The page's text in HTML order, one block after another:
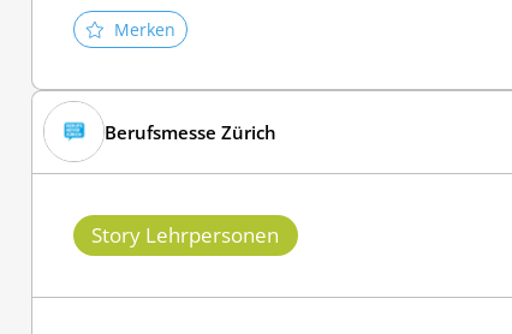
Merken
Berufsmesse Zürich
Story Lehrpersonen